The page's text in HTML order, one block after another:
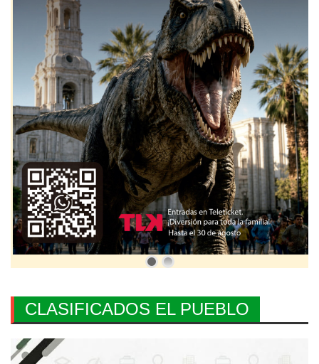
CLASIFICADOS EL PUEBLO